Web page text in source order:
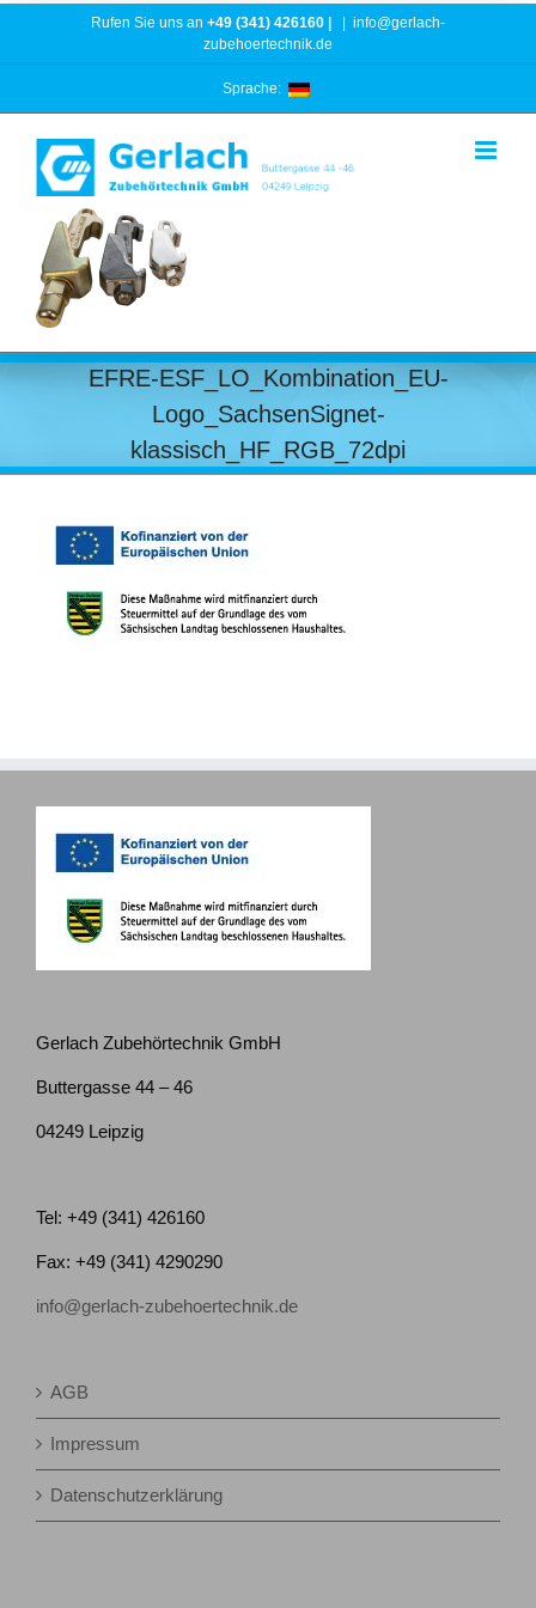
springen
Rufen Sie uns an +49 (341) 426160 |
info@gerlach-
zubehoertechnik.de
Sprache:
EFRE-ESF_LO_Kombination_EU-
Logo_SachsenSignet-
klassisch_HF_RGB_72dpi
Gerlach Zubehörtechnik GmbH
Buttergasse 44 – 46
04249 Leipzig
Tel: +49 (341) 426160
Fax: +49 (341) 4290290
info@gerlach-zubehoertechnik.de
AGB
Impressum
Datenschutzerklärung